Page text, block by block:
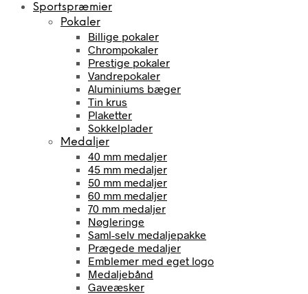
Sportspræmier
Pokaler
Billige pokaler
Chrompokaler
Prestige pokaler
Vandrepokaler
Aluminiums bæger
Tin krus
Plaketter
Sokkelplader
Medaljer
40 mm medaljer
45 mm medaljer
50 mm medaljer
60 mm medaljer
70 mm medaljer
Nøgleringe
Saml-selv medaljepakke
Prægede medaljer
Emblemer med eget logo
Medaljebånd
Gaveæsker